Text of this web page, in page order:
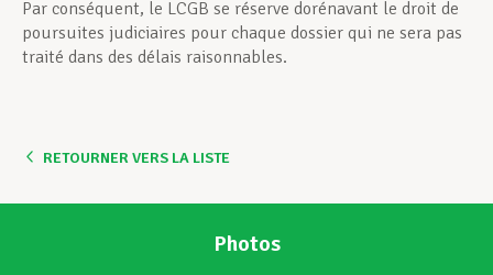
Par conséquent, le LCGB se réserve dorénavant le droit de
poursuites judiciaires pour chaque dossier qui ne sera pas
traité dans des délais raisonnables.
RETOURNER VERS LA LISTE
Photos